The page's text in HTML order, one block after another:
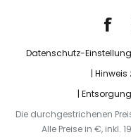
Datenschutz-
Hinweis
Die durchgestrichenen
Alle Preise in €, inkl.